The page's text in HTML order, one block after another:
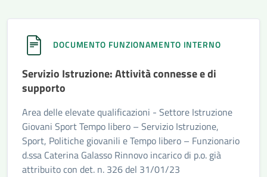
DOCUMENTO FUNZIONAMENTO INTERNO
Servizio Istruzione: Attività connesse e di
supporto
Area delle elevate qualificazioni - Settore Istruzione
Giovani Sport Tempo libero – Servizio Istruzione,
Sport, Politiche giovanili e Tempo libero – Funzionario
d.ssa Caterina Galasso Rinnovo incarico di p.o. già
attribuito con det. n. 326 del 31/01/23